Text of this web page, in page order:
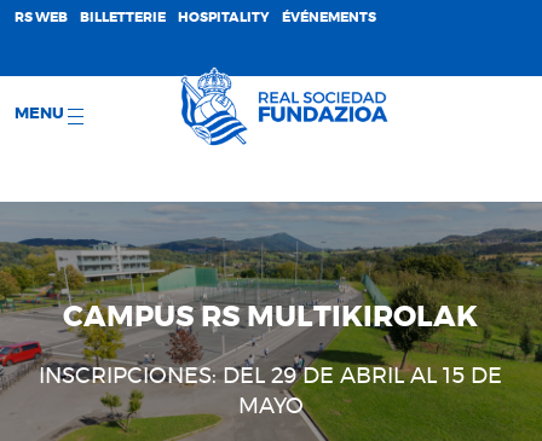
RS WEB BILLETTERIE HOSPITALITY ÉVÉNEMENTS
MENU
CAMPUS RS MULTIKIROLAK
INSCRIPCIONES: DEL 29 DE ABRIL AL 15 DE
MAYO